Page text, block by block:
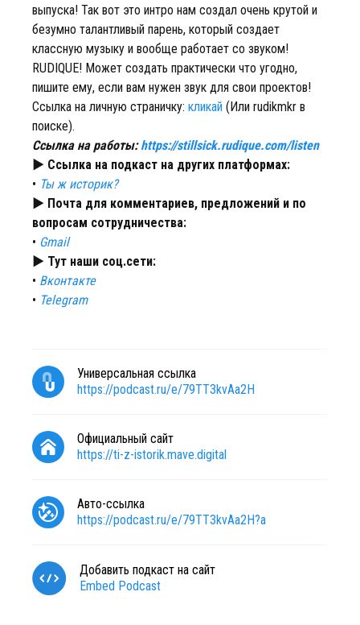
выпуска! Так вот это интро нам создал очень крутой и
безумно талантливый парень, который создает
классную музыку и вообще работает со звуком!
RUDIQUE! Может создать практически что угодно,
пишите ему, если вам нужен звук для свои проектов!
Ссылка на личную страничку: кликай (Или rudikmkr в
поиске).
Ссылка на работы:https://stillsick.rudique.com/listen
► Ссылка на подкаст на других платформах:
• Ты ж историк?
► Почта для комментариев, предложений и по
вопросам сотрудничества:
• Gmail
► Тут наши соц.сети:
• Вконтакте
• Telegram
Универсальная ссылка
https://podcast.ru/e/79TT3kvAa2H
Официальный сайт
https://ti-z-istorik.mave.digital
Авто-ссылка
https://podcast.ru/e/79TT3kvAa2H?a
Добавить подкаст на сайт
Embed Podcast